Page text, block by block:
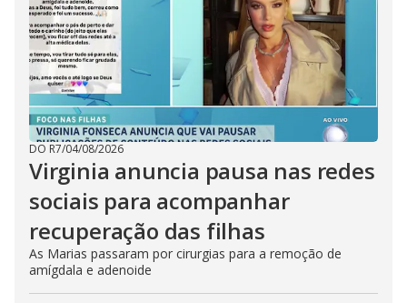
DO R7/04/08/2026
Virginia anuncia pausa nas redes
sociais para acompanhar
recuperação das filhas
As Marias passaram por cirurgias para a remoção de
amígdala e adenoide